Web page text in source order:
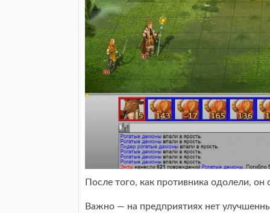
После того, как противника одолели,
Важно — на предприятиях нет